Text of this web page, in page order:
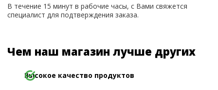
В течение 15 минут в рабочие часы, с Вами свяжется
специалист для подтверждения заказа.
Чем наш магазин лучше других
Высокое качество продуктов